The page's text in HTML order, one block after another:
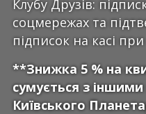
Клубу Друзів:
соцмережах та
підписок на касі
**Знижка 5 % на
сумується з
Київського